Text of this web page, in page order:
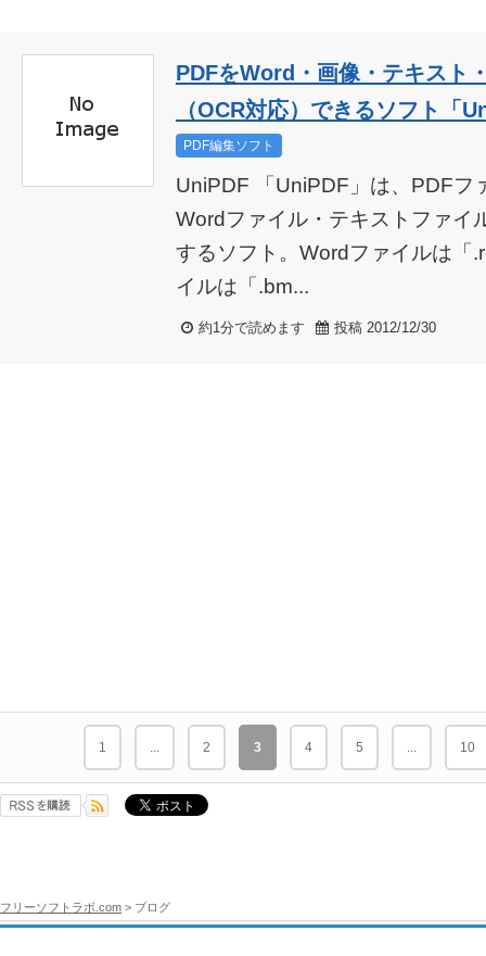
PDFをWord・画像・テキスト
（OCR対応）できるソフト「
PDF編集ソフト
UniPDF 「UniPDF」は、PDFフ
Wordファイル・テキストファイ
するソフト。Wordファイルは「
イルは「.bm...
約1分で読めます 投稿 2012/12/30
1 ... 2 3 4 5 ... 10
フリーソフトラボ.com > ブログ